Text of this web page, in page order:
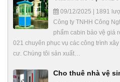
09/12/2025 | 1891
Công ty TNHH Công
phẩm cabin bảo vệ giá
021 chuyên phục vụ các công trình
cư. Chúng tôi sản xuất…
Cho thuê nhà vệ